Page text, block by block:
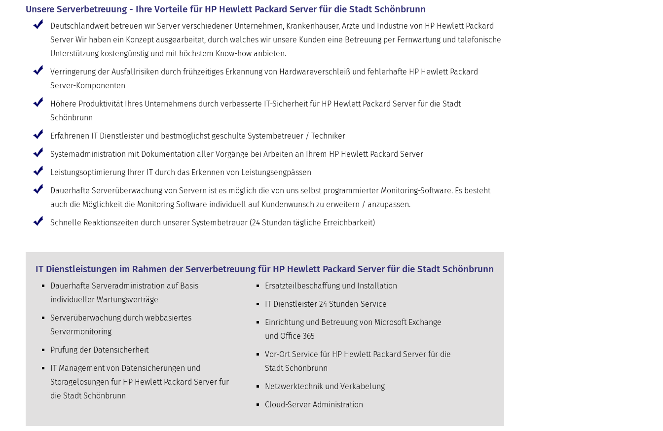
Unsere Serverbetreuung - Ihre Vorteile für HP Hewlett Packard Server für die Stadt Schönbrunn
Deutschlandweit betreuen wir Server verschiedener Unternehmen, Krankenhäuser, Ärzte und Industrie von HP Hewlett Packard
Server Wir haben ein Konzept ausgearbeitet, durch welches wir unsere Kunden eine Betreuung per Fernwartung und telefonische
Unterstützung kostengünstig und mit höchstem Know-how anbieten.
Verringerung der Ausfallrisiken durch frühzeitiges Erkennung von Hardwareverschleiß und fehlerhafte HP Hewlett Packard
Server-Komponenten
Höhere Produktivität Ihres Unternehmens durch verbesserte IT-Sicherheit für HP Hewlett Packard Server für die Stadt
Schönbrunn
Erfahrenen IT Dienstleister und bestmöglichst geschulte Systembetreuer / Techniker
Systemadministration mit Dokumentation aller Vorgänge bei Arbeiten an Ihrem HP Hewlett Packard Server
Leistungsoptimierung Ihrer IT durch das Erkennen von Leistungsengpässen
Dauerhafte Serverüberwachung von Servern ist es möglich die von uns selbst programmierter Monitoring-Software. Es besteht
auch die Möglichkeit die Monitoring Software individuell auf Kundenwunsch zu erweitern / anzupassen.
Schnelle Reaktionszeiten durch unserer Systembetreuer (24 Stunden tägliche Erreichbarkeit)
IT Dienstleistungen im Rahmen der Serverbetreuung für HP Hewlett Packard Server für die Stadt Schönbrunn
Dauerhafte Serveradministration auf Basis
individueller Wartungsverträge
Serverüberwachung durch webbasiertes
Servermonitoring
Prüfung der Datensicherheit
IT Management von Datensicherungen und
Storagelösungen für HP Hewlett Packard Server für
die Stadt Schönbrunn
Ersatzteilbeschaffung und Installation
IT Dienstleister 24 Stunden-Service
Einrichtung und Betreuung von Microsoft Exchange
und Office 365
Vor-Ort Service für HP Hewlett Packard Server für die
Stadt Schönbrunn
Netzwerktechnik und Verkabelung
Cloud-Server Administration